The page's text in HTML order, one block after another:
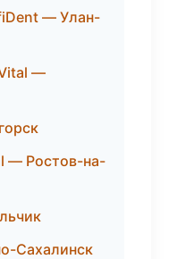
— Улан-
—
— Ростов-на-
Сахалинск